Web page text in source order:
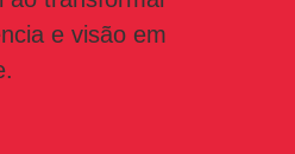
e visão em